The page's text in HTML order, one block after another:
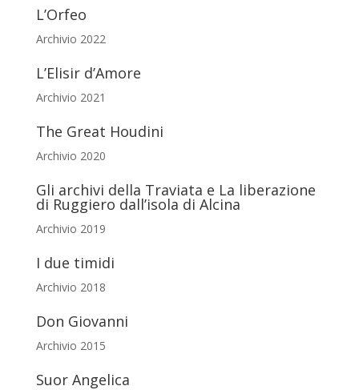
L’Orfeo
Archivio 2022
L’Elisir d’Amore
Archivio 2021
The Great Houdini
Archivio 2020
Gli archivi della Traviata e La liberazione
di Ruggiero dall’isola di Alcina
Archivio 2019
I due timidi
Archivio 2018
Don Giovanni
Archivio 2015
Suor Angelica